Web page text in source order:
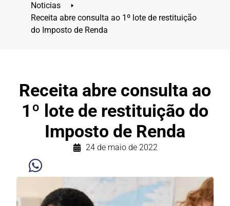
Noticias
🢒
Receita abre consulta ao 1º lote de restituição
do Imposto de Renda
Receita abre consulta ao
1º lote de restituição do
Imposto de Renda
24 de maio de 2022